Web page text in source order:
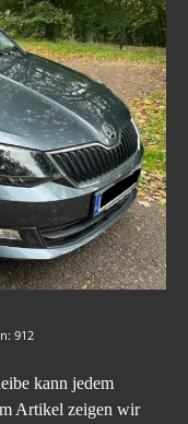
912
kann jedem
Artikel zeigen wir